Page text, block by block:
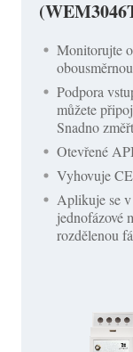
Monitorujte
Podpora
můžete
Snadno
Otevřené
Vyhovuje
Aplikuje se v
jednofázové
rozdělenou